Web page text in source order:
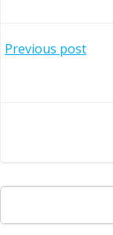
Previous post